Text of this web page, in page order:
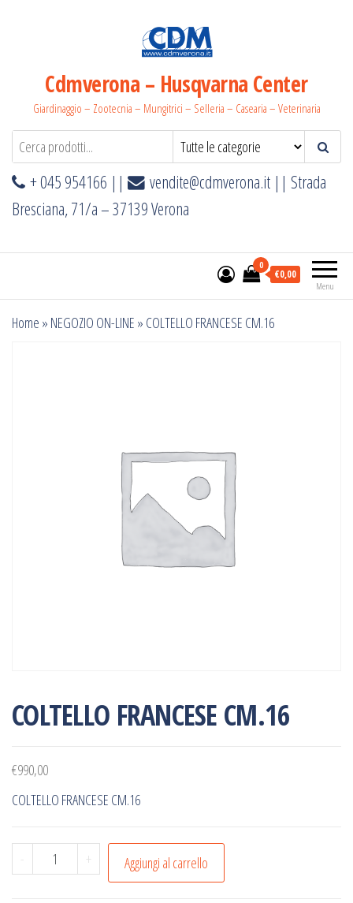
Cdmverona – Husqvarna Center
Giardinaggio – Zootecnia – Mungitrici – Selleria – Casearia – Veterinaria
+ 045 954166 || vendite@cdmverona.it || Strada
Bresciana, 71/a – 37139 Verona
Menu
0
€0,00
Home » NEGOZIO ON-LINE » COLTELLO FRANCESE CM.16
COLTELLO FRANCESE CM.16
€990,00
COLTELLO FRANCESE CM.16
-
COLTELLO
FRANCESE
+ Aggiungi al carrello